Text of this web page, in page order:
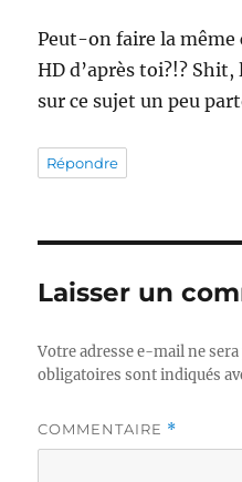
Peut-on faire la même
HD d’après toi?!?
sur ce sujet un peu
Répondre
Laisser un
Votre adresse e-mail ne sera
obligatoires sont indiqués
COMMENTAIRE *